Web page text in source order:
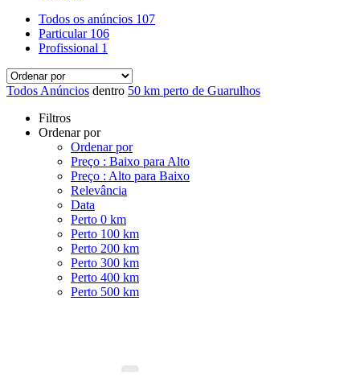
Todos os anúncios 107
Particular 106
Profissional 1
Todos Anúncios dentro 50 km perto de Guarulhos
Filtros
Ordenar por
Ordenar por
Preço : Baixo para Alto
Preço : Alto para Baixo
Relevância
Data
Perto 0 km
Perto 100 km
Perto 200 km
Perto 300 km
Perto 400 km
Perto 500 km